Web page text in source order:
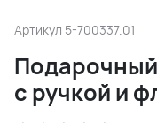
Артикул 5-700337.01
с ручкой и